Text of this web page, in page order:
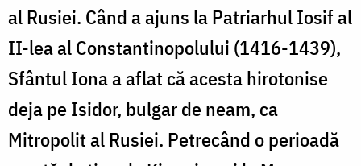
al Rusiei. Când a ajuns la Patriarhul Iosif al
II-lea al Constantinopolului (1416-1439),
Sfântul Iona a aflat că acesta hirotonise
deja pe Isidor, bulgar de neam, ca
Mitropolit al Rusiei. Petrecând o perioadă